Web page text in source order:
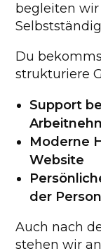
begleiten
Du
strukturiere
Support
Moderne
Website
der
Auch nach
stehen wir